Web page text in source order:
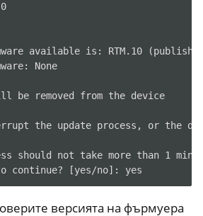
available is: RTM.10
None
be removed from the device
the update process, or the
should not take more than 1
версията на фърмуера